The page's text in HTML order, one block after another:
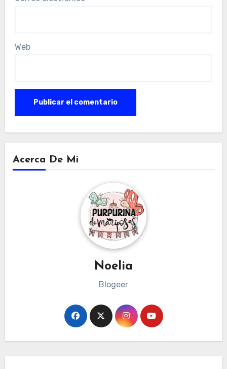
Web
Acerca De Mi
Noelia
Blogeer